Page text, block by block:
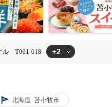
ル T001-018 +2
北海道 苫小牧市